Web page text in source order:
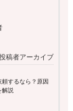
稿者アーカイブ
するなら？原因
解説